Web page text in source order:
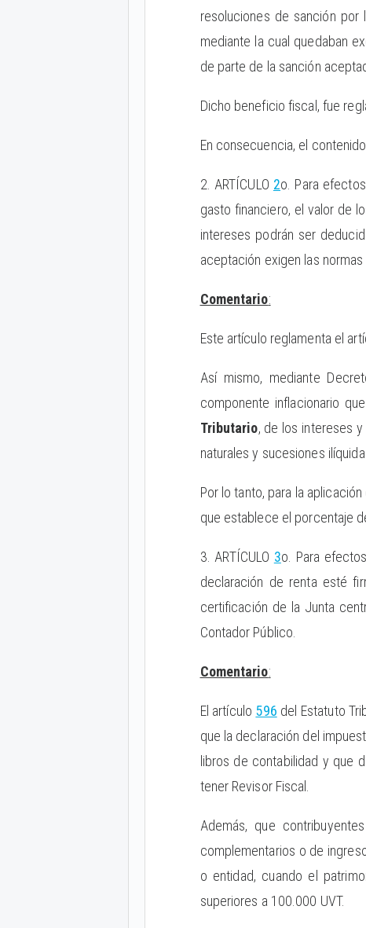
resoluciones de sanción
mediante la cual quedaban
de parte de la sanción
Dicho beneficio fiscal, fue
En consecuencia, el
2. ARTÍCULO 2o. Para
gasto financiero, el valor de
intereses podrán ser
aceptación exigen las normas
Comentario:
Este artículo reglamenta el
Así mismo, mediante
componente inflacionario
Tributario, de los intereses
naturales y sucesiones
Por lo tanto, para la
que establece el porcentaje
3. ARTÍCULO 3o. Para
declaración de renta esté
certificación de la Junta
Contador Público.
Comentario:
El artículo 596 del Estatuto
que la declaración del
libros de contabilidad y que
tener Revisor Fiscal.
Además, que
complementarios o de
o entidad, cuando el
superiores a 100.000 UVT.